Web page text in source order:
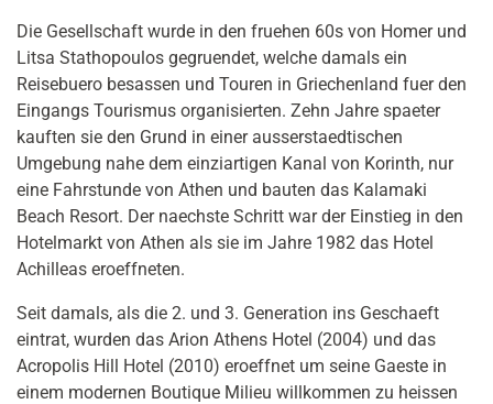
Die Gesellschaft wurde in den fruehen 60s von Homer und
Litsa Stathopoulos gegruendet, welche damals ein
Reisebuero besassen und Touren in Griechenland fuer den
Eingangs Tourismus organisierten. Zehn Jahre spaeter
kauften sie den Grund in einer ausserstaedtischen
Umgebung nahe dem einziartigen Kanal von Korinth, nur
eine Fahrstunde von Athen und bauten das Kalamaki
Beach Resort. Der naechste Schritt war der Einstieg in den
Hotelmarkt von Athen als sie im Jahre 1982 das Hotel
Achilleas eroeffneten.
Seit damals, als die 2. und 3. Generation ins Geschaeft
eintrat, wurden das Arion Athens Hotel (2004) und das
Acropolis Hill Hotel (2010) eroeffnet um seine Gaeste in
einem modernen Boutique Milieu willkommen zu heissen